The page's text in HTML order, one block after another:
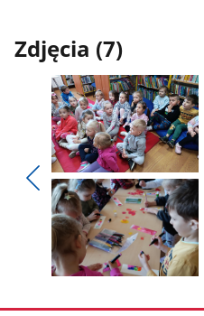
Zdjęcia (7)
Pokaż
poprzednie
zdjęcia
Pokaż
zdjęcie
1
z
galerii.
zdjęcie